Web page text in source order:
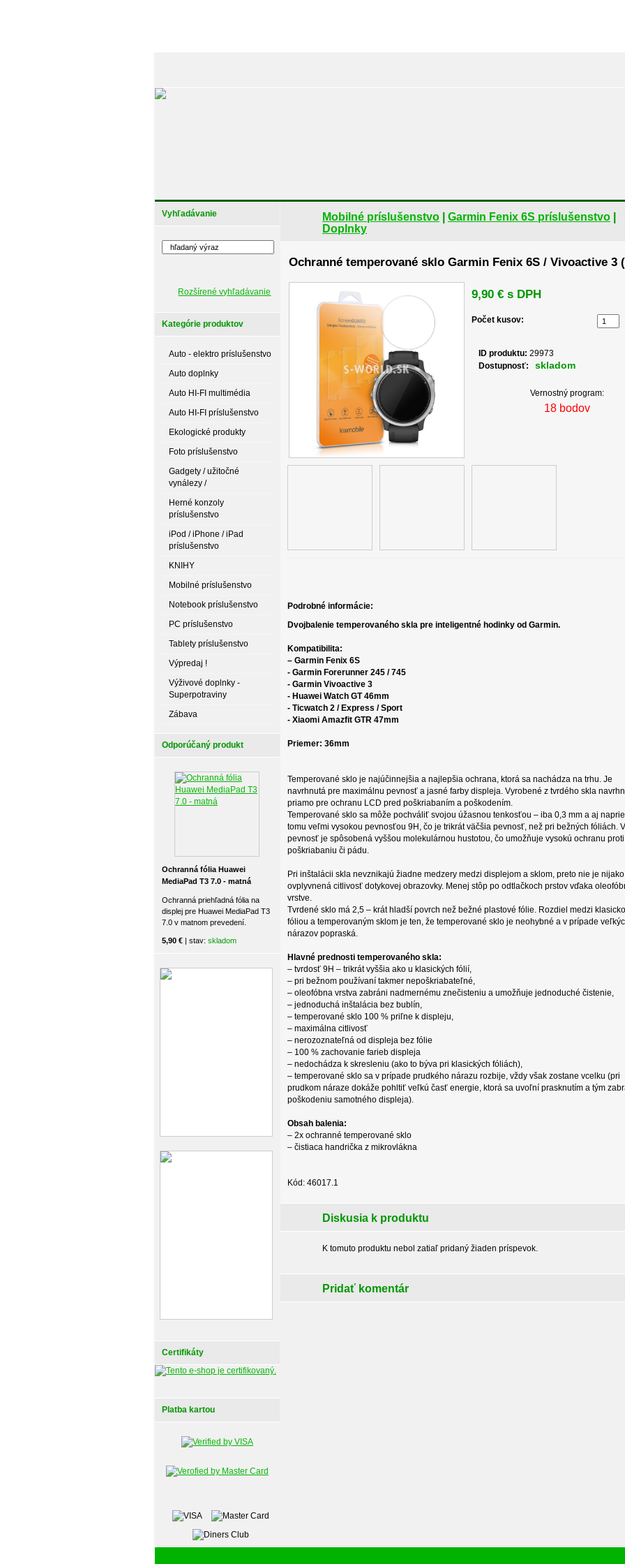
Vyhľadávanie
Rozšírené vyhľadávanie
Kategórie produktov
Auto - elektro príslušenstvo
Auto doplnky
Auto HI-FI multimédia
Auto HI-FI príslušenstvo
Ekologické produkty
Foto príslušenstvo
Gadgety / užitočné
vynálezy /
Herné konzoly
príslušenstvo
iPod / iPhone / iPad
príslušenstvo
KNIHY
Mobilné príslušenstvo
Notebook príslušenstvo
PC príslušenstvo
Tablety príslušenstvo
Výpredaj !
Výživové doplnky -
Superpotraviny
Zábava
Odporúčaný produkt
Ochranná fólia Huawei
MediaPad T3 7.0 - matná
Ochranná priehľadná fólia na
displej pre Huawei MediaPad T3
7.0 v matnom prevedení.
5,90 € | stav: skladom
Certifikáty
Platba kartou
Mobilné príslušenstvo Garmin Fenix 6S príslušenstvo
Doplnky
Ochranné temperované sklo Garmin Fenix 6S / Vivoactive 3
9,90 € s DPH
Počet kusov:
ID produktu: 29973
Dostupnosť:
skladom
Vernostný program:
18 bodov
Podrobné informácie:
Dvojbalenie temperovaného skla pre inteligentné hodinky od Garmin.
Kompatibilita:
– Garmin Fenix 6S
- Garmin Forerunner 245 / 745
- Garmin Vivoactive 3
- Huawei Watch GT 46mm
- Ticwatch 2 / Express / Sport
- Xiaomi Amazfit GTR 47mm
Priemer: 36mm
Temperované sklo je najúčinnejšia a najlepšia ochrana, ktorá sa nachádza na trhu. Je
navrhnutá pre maximálnu pevnosť a jasné farby displeja. Vyrobené z tvrdého skla
priamo pre ochranu LCD pred poškriabaním a poškodením.
Temperované sklo sa môže pochváliť svojou úžasnou tenkosťou – iba 0,3 mm a aj
tomu veľmi vysokou pevnosťou 9H, čo je trikrát väčšia pevnosť, než pri bežných fóliách.
pevnosť je spôsobená vyššou molekulárnou hustotou, čo umožňuje vysokú ochranu proti
poškriabaniu či pádu.
Pri inštalácii skla nevznikajú žiadne medzery medzi displejom a sklom, preto nie je nijako
ovplyvnená citlivosť dotykovej obrazovky. Menej stôp po odtlačkoch prstov vďaka
vrstve.
Tvrdené sklo má 2,5 – krát hladší povrch než bežné plastové fólie. Rozdiel medzi
fóliou a temperovaným sklom je ten, že temperované sklo je neohybné a v prípade
nárazov popraská.
Hlavné prednosti temperovaného skla:
– tvrdosť 9H – trikrát vyššia ako u klasických fólií,
– pri bežnom používaní takmer nepoškriabateľné,
– oleofóbna vrstva zabráni nadmernému znečisteniu a umožňuje jednoduché čistenie,
– jednoduchá inštalácia bez bublín,
– temperované sklo 100 % priľne k displeju,
– maximálna citlivosť
– nerozoznateľná od displeja bez fólie
– 100 % zachovanie farieb displeja
– nedochádza k skresleniu (ako to býva pri klasických fóliách),
– temperované sklo sa v prípade prudkého nárazu rozbije, vždy však zostane vcelku (pri
prudkom náraze dokáže pohltiť veľkú časť energie, ktorá sa uvoľní prasknutím a tým
poškodeniu samotného displeja).
Obsah balenia:
– 2x ochranné temperované sklo
– čistiaca handrička z mikrovlákna
Kód: 46017.1
Diskusia k produktu
K tomuto produktu nebol zatiaľ pridaný žiaden príspevok.
Pridať komentár